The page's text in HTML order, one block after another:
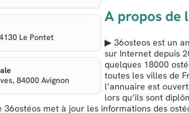
Le Pontet
84000 Avignon
A propos de
▶ 36osteos est un
sur Internet depuis
quelques 18000
toutes les villes de
l’annuaire est
lors qu’ils sont
36ostéos met à jour les informations des